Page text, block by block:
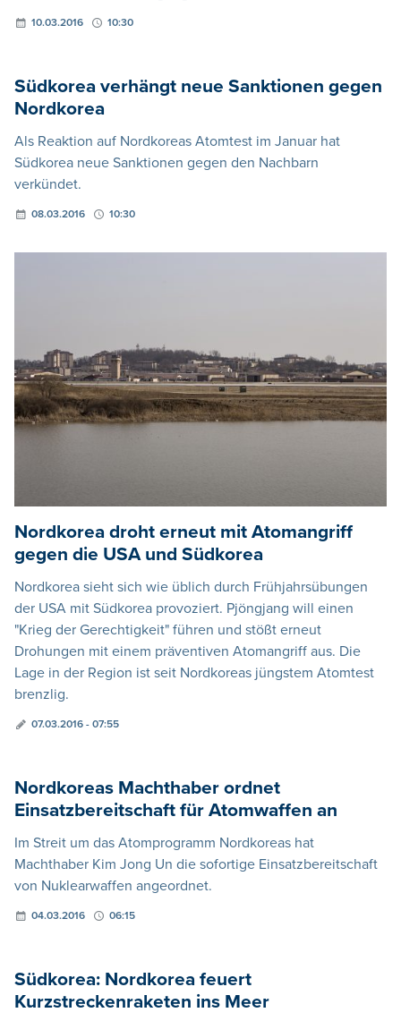
10.03.2016 10:30
Südkorea verhängt neue Sanktionen gegen
Nordkorea
Als Reaktion auf Nordkoreas Atomtest im Januar hat
Südkorea neue Sanktionen gegen den Nachbarn
verkündet.
08.03.2016 10:30
Nordkorea droht erneut mit Atomangriff
gegen die USA und Südkorea
Nordkorea sieht sich wie üblich durch Frühjahrsübungen
der USA mit Südkorea provoziert. Pjöngjang will einen
"Krieg der Gerechtigkeit" führen und stößt erneut
Drohungen mit einem präventiven Atomangriff aus. Die
Lage in der Region ist seit Nordkoreas jüngstem Atomtest
brenzlig.
07.03.2016 - 07:55
Nordkoreas Machthaber ordnet
Einsatzbereitschaft für Atomwaffen an
Im Streit um das Atomprogramm Nordkoreas hat
Machthaber Kim Jong Un die sofortige Einsatzbereitschaft
von Nuklearwaffen angeordnet.
04.03.2016 06:15
Südkorea: Nordkorea feuert
Kurzstreckenraketen ins Meer